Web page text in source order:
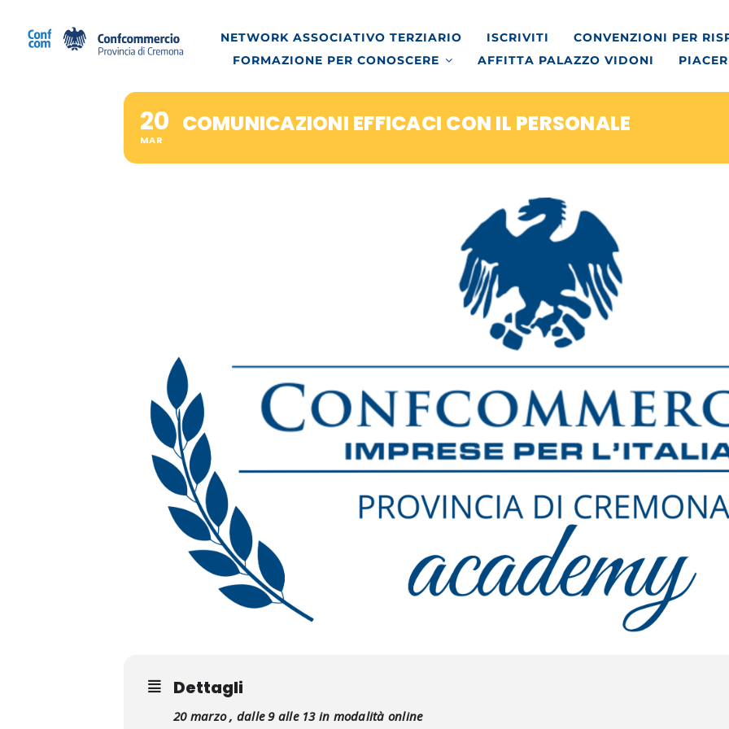
contenuto
NETWORK ASSOCIATIVO TERZIARIO ISCRIVITI
CONVENZIONI PER
FORMAZIONE PER CONOSCERE
AFFITTA PALAZZO VIDONI
20
MAR
COMUNICAZIONI EFFICACI CON IL PERSONALE
Dettagli
20 marzo , dalle 9 alle 13 in modalità online